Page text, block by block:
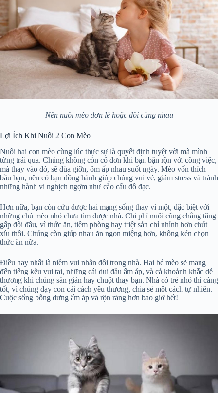
Nên nuôi mèo đơn lẻ hoặc đôi cùng nhau
Lợi Ích Khi Nuôi 2 Con Mèo
Nuôi hai con mèo cùng lúc thực sự là quyết định tuyệt vời mà mình
từng trải qua. Chúng không còn cô đơn khi bạn bận rộn với công việc,
mà thay vào đó, sẽ đùa giỡn, ôm ấp nhau suốt ngày. Mèo vốn thích
bầu bạn, nên có bạn đồng hành giúp chúng vui vẻ, giảm stress và tránh
những hành vi nghịch ngợm như cào cấu đồ đạc.
Hơn nữa, bạn còn cứu được hai mạng sống thay vì một, đặc biệt với
những chú mèo nhỏ chưa tìm được nhà. Chi phí nuôi cũng chẳng tăng
gấp đôi đâu, vì thức ăn, tiêm phòng hay triệt sản chỉ nhỉnh hơn chút
xíu thôi. Chúng còn giúp nhau ăn ngon miệng hơn, không kén chọn
thức ăn nữa.
Điều hay nhất là niềm vui nhân đôi trong nhà. Hai bé mèo sẽ mang
đến tiếng kêu vui tai, những cái dụi đầu ấm áp, và cả khoảnh khắc dễ
thương khi chúng săn gián hay chuột thay bạn. Nhà có trẻ nhỏ thì càng
tốt, vì chúng dạy con cái cách yêu thương, chia sẻ một cách tự nhiên.
Cuộc sống bỗng dưng ấm áp và rộn ràng hơn bao giờ hết!